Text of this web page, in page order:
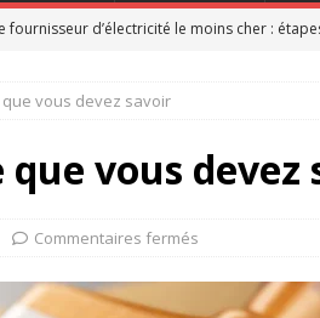
fournisseur d’électricité le moins cher :
les certificats rgs améliorent la confiance des
des fournisseurs d’électricité le moins cher en
que vous devez savoir
vous devez
Commentaires fermés